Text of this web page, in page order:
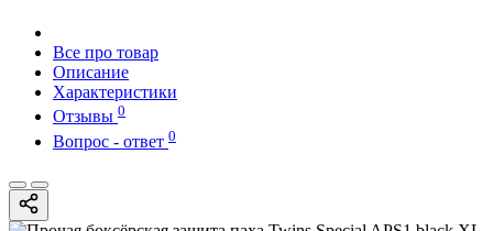
Все про товар
Описание
Характеристики
Отзывы 0
Вопрос - ответ 0